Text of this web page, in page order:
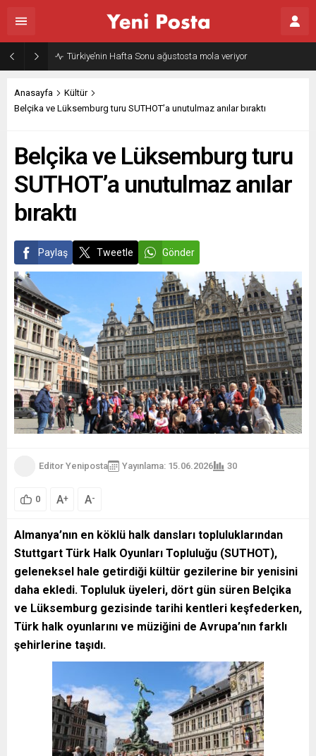
Gazze’nin geleceği: Teknokratik kontrol mü, kolonializm mi?
Anasayfa
Kültür
Belçika ve Lüksemburg turu SUTHOT’a unutulmaz anılar bıraktı
Belçika ve Lüksemburg turu
SUTHOT’a unutulmaz anılar
bıraktı
Paylaş Tweetle Gönder
Editor Yeniposta Yayınlama: 15.06.2026 30
0 A+ A-
Almanya’nın en köklü halk dansları topluluklarından
Stuttgart Türk Halk Oyunları Topluluğu (SUTHOT),
geleneksel hale getirdiği kültür gezilerine bir yenisini
daha ekledi. Topluluk üyeleri, dört gün süren Belçika
ve Lüksemburg gezisinde tarihi kentleri keşfederken,
Türk halk oyunlarını ve müziğini de Avrupa’nın farklı
şehirlerine taşıdı.